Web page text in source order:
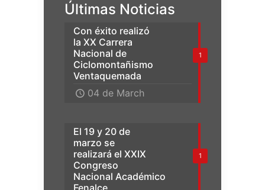
Últimas Noticias
1
Con éxito realizó
la XX Carrera
Nacional de
Ciclomontañismo
Ventaquemada
04 de March
1
El 19 y 20 de
marzo se
realizará el XXIX
Congreso
Nacional Académico